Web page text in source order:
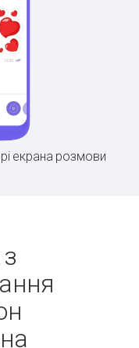
екрана розмови